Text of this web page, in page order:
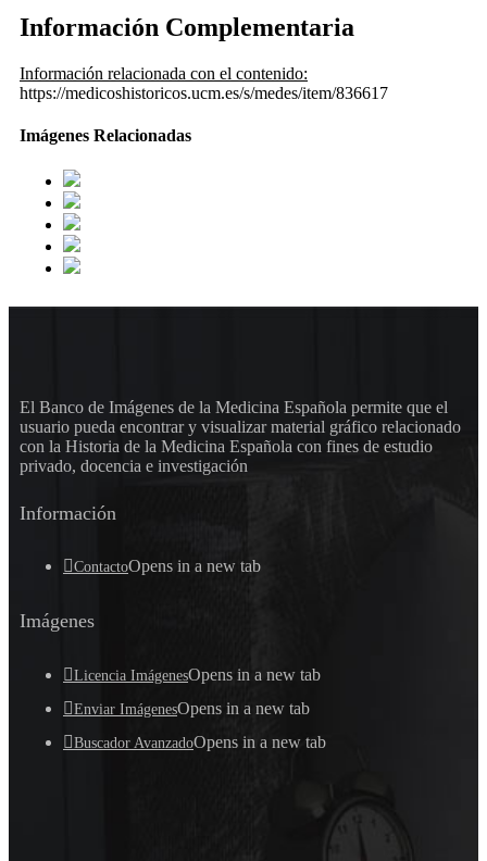
Información Complementaria
Información relacionada con el contenido:
https://medicoshistoricos.ucm.es/s/medes/item/836617
Imágenes Relacionadas
El Banco de Imágenes de la Medicina Española permite que el
usuario pueda encontrar y visualizar material gráfico relacionado
con la Historia de la Medicina Española con fines de estudio
privado, docencia e investigación
Información
ContactoOpens in a new tab
Imágenes
Licencia ImágenesOpens in a new tab
Enviar ImágenesOpens in a new tab
Buscador AvanzadoOpens in a new tab